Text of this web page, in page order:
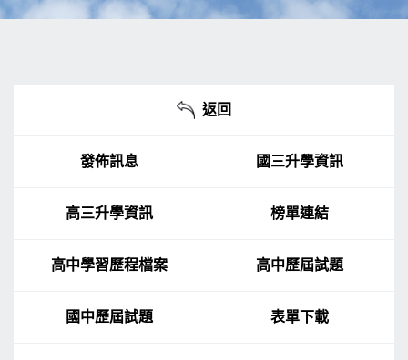
返回
發佈訊息 國三升學資訊
高三升學資訊 榜單連結
高中學習歷程檔案 高中歷屆試題
國中歷屆試題 表單下載